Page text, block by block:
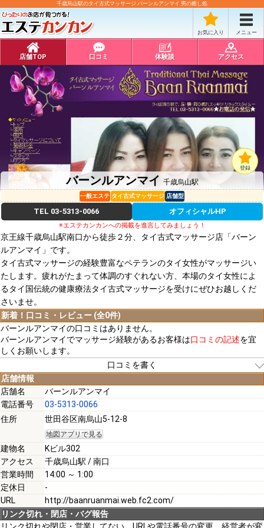
千歳烏山駅のタイ古式マッサージ バーンルアンマイ 男の癒し処
お気に入り メニュー
店舗TOP 口コミ 体験談 アクセス
バーンルアンマイ 千歳烏山駅
登録
一般エステ タイ古式マッサージ 店舗型
TEL 03-5313-0066 オフィシャルHP
※エステカンカンへの掲載を進言してみましょう！
京王線千歳烏山駅南口から徒歩２分、タイ古式マッサージ店「バーン
ルアンマイ」です。
タイ古式マッサージの経験豊富なペテランのタイ女性がマッサージい
たします。疲れがたまって体調のすぐれない方、本場のタイ女性によ
るタイ国伝統の健康療法タイ古式マッサージを受けにぜひお越しくだ
さいませ。
新着！口コミ・レビュー (全0件)
バーンルアンマイの口コミはありません。
バーンルアンマイでマッサージ経験があるお客様は口コミの記述を宜
しくお願いします。
口コミを書く
[必須]
[必須]
[必須]
店舗情報
店舗名
バーンルアンマイ
電話番号
03-5313-0066
住所
世田谷区南烏山5-12-8
地図アプリで見る
建物名
Kビル302
アクセス
千歳烏山駅 / 南口
営業時間
14:00 ～ 1:00
定休日
-
URL
http://baanruanmai.web.fc2.com/
リンク切れ・閉店・バグ報告